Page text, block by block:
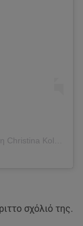
Christina Koletsa
σχόλιό της.